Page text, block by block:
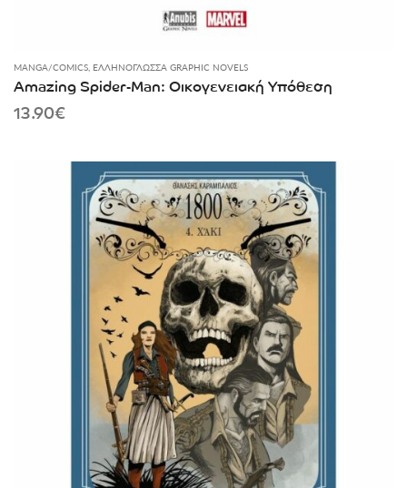
MANGA/COMICS, ΕΛΛΗΝΌΓΛΩΣΣΑ GRAPHIC NOVELS
Amazing Spider-Man: Οικογενειακή Υπόθεση
13.90€